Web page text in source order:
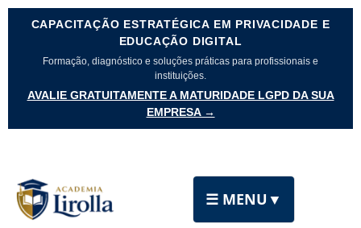
CAPACITAÇÃO ESTRATÉGICA EM PRIVACIDADE E
EDUCAÇÃO DIGITAL
Formação, diagnóstico e soluções práticas para profissionais e
instituições.
AVALIE GRATUITAMENTE A MATURIDADE LGPD DA SUA
EMPRESA →
☰ MENU ▼